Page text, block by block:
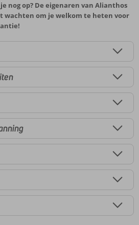
nog op? De eigenaren van Alianthos
wachten om je welkom te heten voor